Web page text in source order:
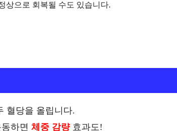
상으로 회복될 수도 있습니다.
혈당을 올립니다.
하면 체중 감량효과도!